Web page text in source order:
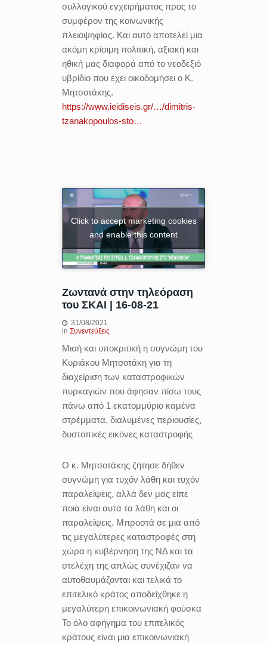
συλλογικού εγχειρήματος προς το
συμφέρον της κοινωνικής
πλειοψηφίας. Και αυτό αποτελεί μια
ακόμη κρίσιμη πολιτική, αξιακή και
ηθική μας διαφορά από το νεοδεξιό
υβρίδιο που έχει οικοδομήσει ο Κ.
Μητσοτάκης.
https://www.ieidiseis.gr/…/dimitris-
tzanakopoulos-sto…
Click to accept marketing cookies
and enable this content
Ζωντανά στην τηλεόραση
του ΣΚΑΙ | 16-08-21
31/08/2021
in Συνεντεύξεις
Μισή και υποκριτική η συγνώμη του
Κυριάκου Μητσοτάκη για τη
διαχείριση των καταστροφικών
πυρκαγιών που άφησαν πίσω τους
πάνω από 1 εκατομμύριο καμένα
στρέμματα, διαλυμένες περιουσίες,
δυστοπικές εικόνες καταστροφής
Ο κ. Μητσοτάκης ζήτησε δήθεν
συγνώμη για τυχόν λάθη και τυχόν
παραλείψεις, αλλά δεν μας είπε
ποια είναι αυτά τα λάθη και οι
παραλείψεις. Μπροστά σε μια από
τις μεγαλύτερες καταστροφές στη
χώρα η κυβέρνηση της ΝΔ και τα
στελέχη της απλώς συνέχιζαν να
αυτοθαυμάζονται και τελικά το
επιτελικό κράτος αποδείχθηκε η
μεγαλύτερη επικοινωνιακή φούσκα
Το όλο αφήγημα του επιτελικός
κράτους είναι μια επικοινωνιακή